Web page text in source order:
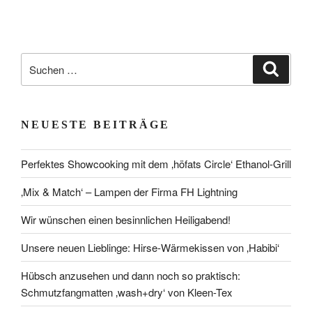
nach:
NEUESTE BEITRÄGE
Perfektes Showcooking mit dem ‚höfats Circle‘ Ethanol-Grill
‚Mix & Match‘ – Lampen der Firma FH Lightning
Wir wünschen einen besinnlichen Heiligabend!
Unsere neuen Lieblinge: Hirse-Wärmekissen von ‚Habibi‘
Hübsch anzusehen und dann noch so praktisch:
Schmutzfangmatten ‚wash+dry‘ von Kleen-Tex